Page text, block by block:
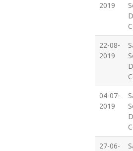
2019
22-08-
2019
04-07-
2019
27-06-